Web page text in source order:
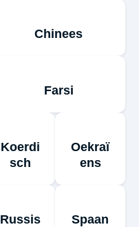
Chinees
Farsi
Koerdi
sch
Oekraï
ens
Russis
Spaan